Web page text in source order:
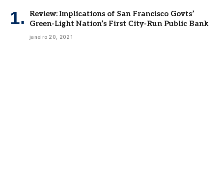
Review: Implications of San Francisco Govts’
Green-Light Nation’s First City-Run Public Bank
janeiro 20, 2021